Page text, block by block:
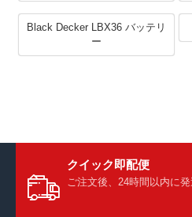
Black Decker LBX36 バッテリ
ー
クイック即配便
ご注文後、24時間以内に